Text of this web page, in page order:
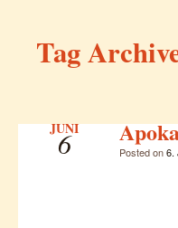
Tag
JUNI
6 Posted on6.